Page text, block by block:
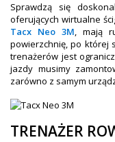
Sprawdzą się
oferujących wirtualne
Tacx Neo 3M, mają
powierzchnię, po której
trenażerów jest
jazdy musimy
zarówno z samym
TRENAŻER